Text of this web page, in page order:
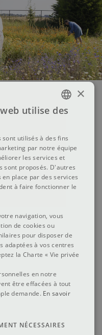
FRENCH
ENGLISH
×
utilise des
sont utilisés à des fins
par notre équipe
les services et
sont proposés. D'autres
place par des services
à faire fonctionner le
navigation, vous
de cookies ou
pour disposer de
adaptées à vos centres
la Charte « Vie privée
en notre
être effacées à tout
demande. En savoir
NÉCESSAIRES